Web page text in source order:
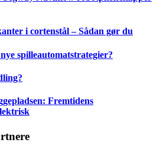
i cortenstål – Sådan gør du
spilleautomatstrategier?
Fremtidens